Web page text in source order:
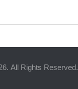
All Rights Reserved.